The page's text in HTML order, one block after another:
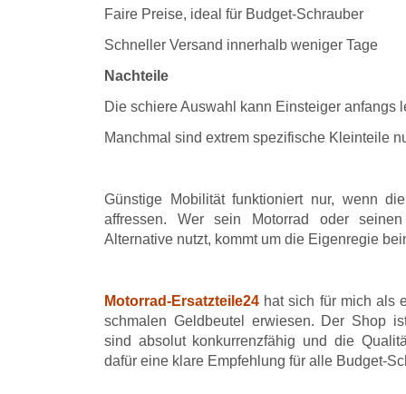
Faire Preise, ideal für Budget-Schrauber
Schneller Versand innerhalb weniger Tage
Nachteile
Die schiere Auswahl kann Einsteiger anfangs
Manchmal sind extrem spezifische Kleinteile
Günstige Mobilität funktioniert nur, wenn
affressen. Wer sein Motorrad oder
Alternative nutzt, kommt um die Eigenregie
Motorrad-Ersatzteile24 hat sich für mich als
schmalen Geldbeutel erwiesen. Der Shop
sind absolut konkurrenzfähig und die
dafür eine klare Empfehlung für alle Budget-